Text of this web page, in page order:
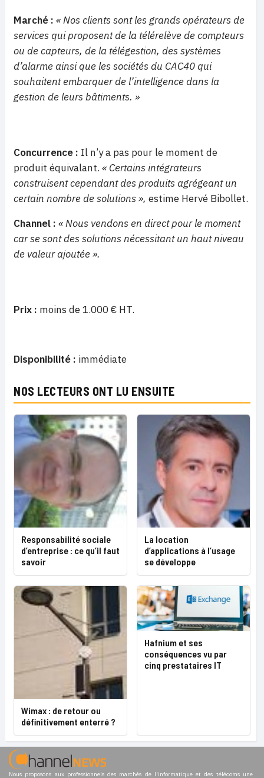
Marché : « Nos clients sont les grands opérateurs de
services qui proposent de la télérelève de compteurs
ou de capteurs, de la télégestion, des systèmes
d’alarme ainsi que les sociétés du CAC40 qui
souhaitent embarquer de l’intelligence dans la
gestion de leurs bâtiments. »
Concurrence : Il n’y a pas pour le moment de
produit équivalant. « Certains intégrateurs
construisent cependant des produits agrégeant un
certain nombre de solutions », estime Hervé Bibollet.
Channel : « Nous vendons en direct pour le moment
car se sont des solutions nécessitant un haut niveau
de valeur ajoutée ».
Prix : moins de 1.000 € HT.
Disponibilité : immédiate
NOS LECTEURS ONT LU ENSUITE
Responsabilité sociale
d’entreprise : ce qu’il faut
savoir
La location
d’applications à l’usage
se développe
Wimax : de retour ou
définitivement enterré ?
Hafnium et ses
conséquences vu par
cinq prestataires IT
Nous proposons aux professionnels des marchés de l'informatique et des télécoms une